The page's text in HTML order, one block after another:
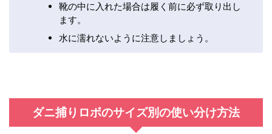
靴の中に入れた場合は履く前に必ず取り出し
ます。
水に濡れないように注意しましょう。
ダニ捕りロボのサイズ別の使い分け方法